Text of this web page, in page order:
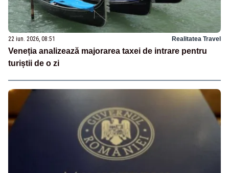
22 iun. 2026, 08:51 Realitatea Travel
Veneția analizează majorarea taxei de intrare pentru
turiștii de o zi